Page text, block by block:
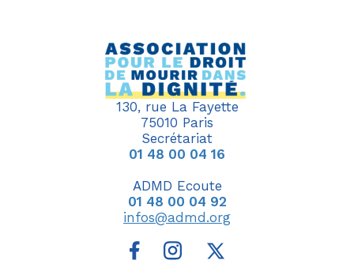
130, rue La Fayette
75010 Paris
Secrétariat
01 48 00 04 16
ADMD Ecoute
01 48 00 04 92
infos@admd.org